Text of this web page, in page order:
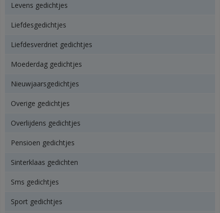
Levens gedichtjes
Liefdesgedichtjes
Liefdesverdriet gedichtjes
Moederdag gedichtjes
Nieuwjaarsgedichtjes
Overige gedichtjes
Overlijdens gedichtjes
Pensioen gedichtjes
Sinterklaas gedichten
Sms gedichtjes
Sport gedichtjes